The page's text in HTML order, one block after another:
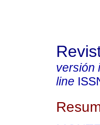
versión
line